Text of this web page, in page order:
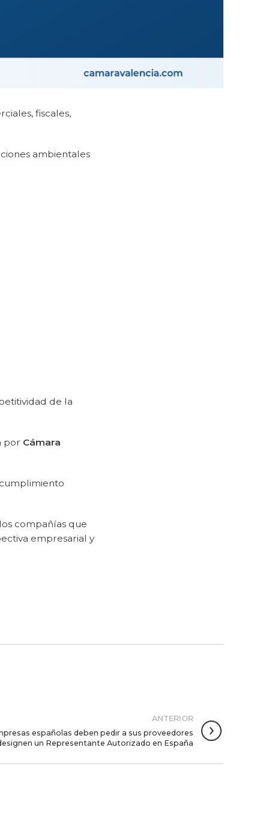
fiscales,
ambientales
de la
por Cámara
compañías que
empresarial y
ANTERIOR
españolas deben pedir a sus proveedores
un Representante Autorizado en España